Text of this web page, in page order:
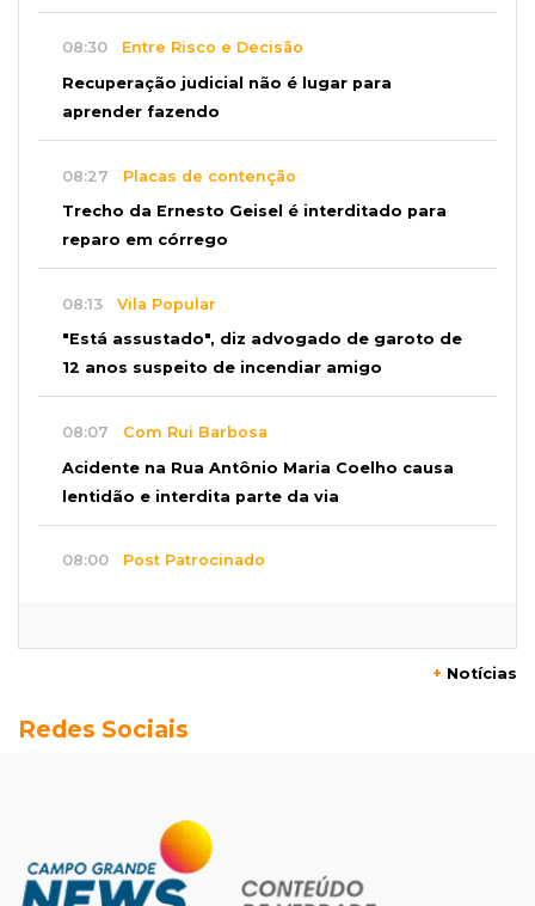
08:30 Entre Risco e Decisão
Recuperação judicial não é lugar para
aprender fazendo
08:27 Placas de contenção
Trecho da Ernesto Geisel é interditado para
reparo em córrego
08:13 Vila Popular
"Está assustado", diz advogado de garoto de
12 anos suspeito de incendiar amigo
08:07 Com Rui Barbosa
Acidente na Rua Antônio Maria Coelho causa
lentidão e interdita parte da via
08:00 Post Patrocinado
Do 1º prêmio às dívidas, jogadores relatam
Fomento
Com só 1,3% do crédito de inovação da Finep,
indústria de MS pede espaço
+ Notícias
Redes Sociais